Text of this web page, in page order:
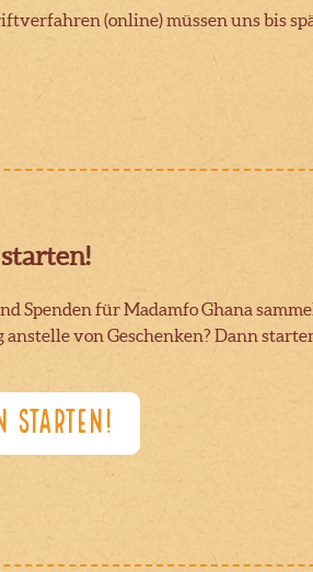
(online) müssen uns bis
Spenden für Madamfo Ghana
von Geschenken? Dann
STARTEN!